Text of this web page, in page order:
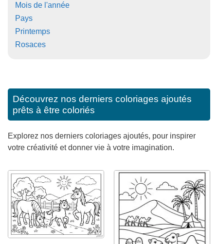
Mois de l'année
Pays
Printemps
Rosaces
Découvrez nos derniers coloriages ajoutés
prêts à être coloriés
Explorez nos derniers coloriages ajoutés, pour inspirer
votre créativité et donner vie à votre imagination.